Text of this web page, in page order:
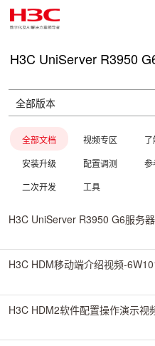
H3C UniServer R3950
全部文档 视频专区
安装升级
配置调测 参
二次开发
工具
H3C UniServer R3950 G6服务
H3C HDM移动端介绍视频-
H3C HDM2软件配置操作演示视